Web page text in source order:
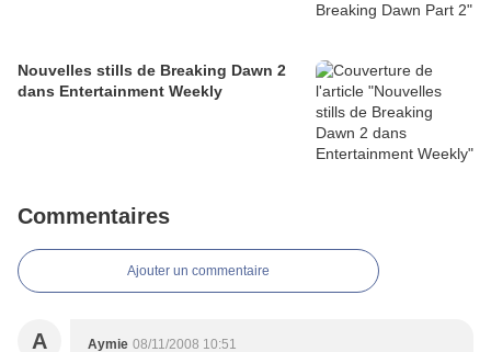
Nouvelles stills de Breaking Dawn 2
dans Entertainment Weekly
Commentaires
Ajouter un commentaire
A Aymie 08/11/2008 10:51